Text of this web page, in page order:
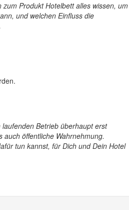
Produkt Hotelbett alles wissen, um
und welchen Einfluss die
Betrieb überhaupt erst
öffentliche Wahrnehmung.
tun kannst, für Dich und Dein Hotel